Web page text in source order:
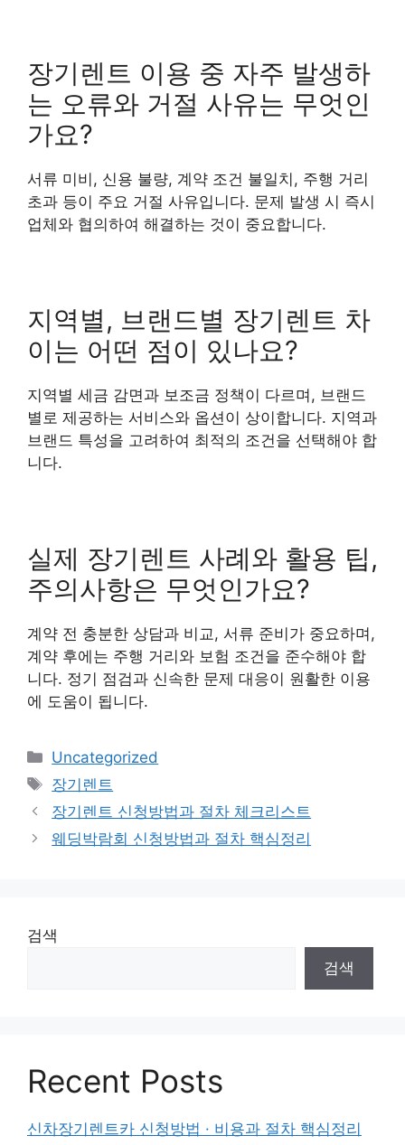
장기렌트 이용 중 자주 발생하
는 오류와 거절 사유는 무엇인
가요?
서류 미비, 신용 불량, 계약 조건 불일치, 주행 거리
초과 등이 주요 거절 사유입니다. 문제 발생 시 즉시
업체와 협의하여 해결하는 것이 중요합니다.
지역별, 브랜드별 장기렌트 차
이는 어떤 점이 있나요?
지역별 세금 감면과 보조금 정책이 다르며, 브랜드
별로 제공하는 서비스와 옵션이 상이합니다. 지역과
브랜드 특성을 고려하여 최적의 조건을 선택해야 합
니다.
실제 장기렌트 사례와 활용 팁,
주의사항은 무엇인가요?
계약 전 충분한 상담과 비교, 서류 준비가 중요하며,
계약 후에는 주행 거리와 보험 조건을 준수해야 합
니다. 정기 점검과 신속한 문제 대응이 원활한 이용
에 도움이 됩니다.
카
테
고
리
Uncategorized
태
그
장기렌트
장기렌트 신청방법과 절차 체크리스트
웨딩박람회 신청방법과 절차 핵심정리
검색
검색
Recent Posts
신차장기렌트카 신청방법 · 비용과 절차 핵심정리